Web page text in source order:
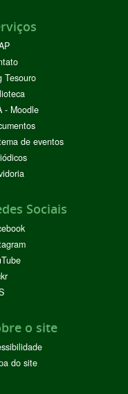
Tesouro
- Moodle
de eventos
Sociais
o site
do site